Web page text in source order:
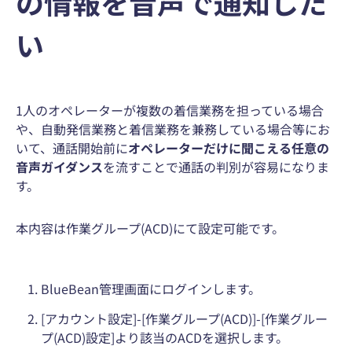
い
1人のオペレーターが複数の着信業務を担っている場合
や、自動発信業務と着信業務を兼務している場合等にお
いて、通話開始前にオペレーターだけに聞こえる任意の
音声ガイダンスを流すことで通話の判別が容易になりま
す。
本内容は作業グループ(ACD)にて設定可能です。
BlueBean管理画面にログインします。
[アカウント設定]-[作業グループ(ACD)]-[作業グルー
プ(ACD)設定]より該当のACDを選択します。